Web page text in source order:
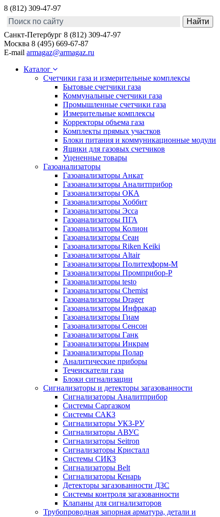
8 (812) 309-47-97
Санкт-Петербург 8 (812) 309-47-97
Москва 8 (495) 669-67-87
E-mail armagaz@armagaz.ru
Каталог
Счетчики газа и измерительные комплексы
Бытовые счетчики газа
Коммунальные счетчики газа
Промышленные счетчики газа
Измерительные комплексы
Корректоры объема газа
Комплекты прямых участков
Блоки питания и коммуникационные модули
Ящики для газовых счетчиков
Уцененные товары
Газоанализаторы
Газоанализаторы Анкат
Газоанализаторы Аналитприбор
Газоанализаторы ОКА
Газоанализаторы Хоббит
Газоанализаторы Эсса
Газоанализаторы ПГА
Газоанализаторы Колион
Газоанализаторы Сеан
Газоанализаторы Riken Keiki
Газоанализаторы Altair
Газоанализаторы Политехформ-М
Газоанализаторы Промприбор-Р
Газоанализаторы testo
Газоанализаторы Chemist
Газоанализаторы Drager
Газоанализаторы Инфракар
Газоанализаторы Гиам
Газоанализаторы Сенсон
Газоанализаторы Ганк
Газоанализаторы Инкрам
Газоанализаторы Полар
Аналитические приборы
Течеискатели газа
Блоки сигнализации
Сигнализаторы и детекторы загазованности
Сигнализаторы Аналитприбор
Системы Саргазком
Системы САКЗ
Сигнализаторы УКЗ-РУ
Сигнализаторы АВУС
Сигнализаторы Seitron
Сигнализаторы Кристалл
Системы СИКЗ
Сигнализаторы Belt
Сигнализаторы Кенарь
Детекторы загазованности ДЗС
Системы контроля загазованности
Клапаны для сигнализаторов
Трубопроводная запорная арматура, детали и